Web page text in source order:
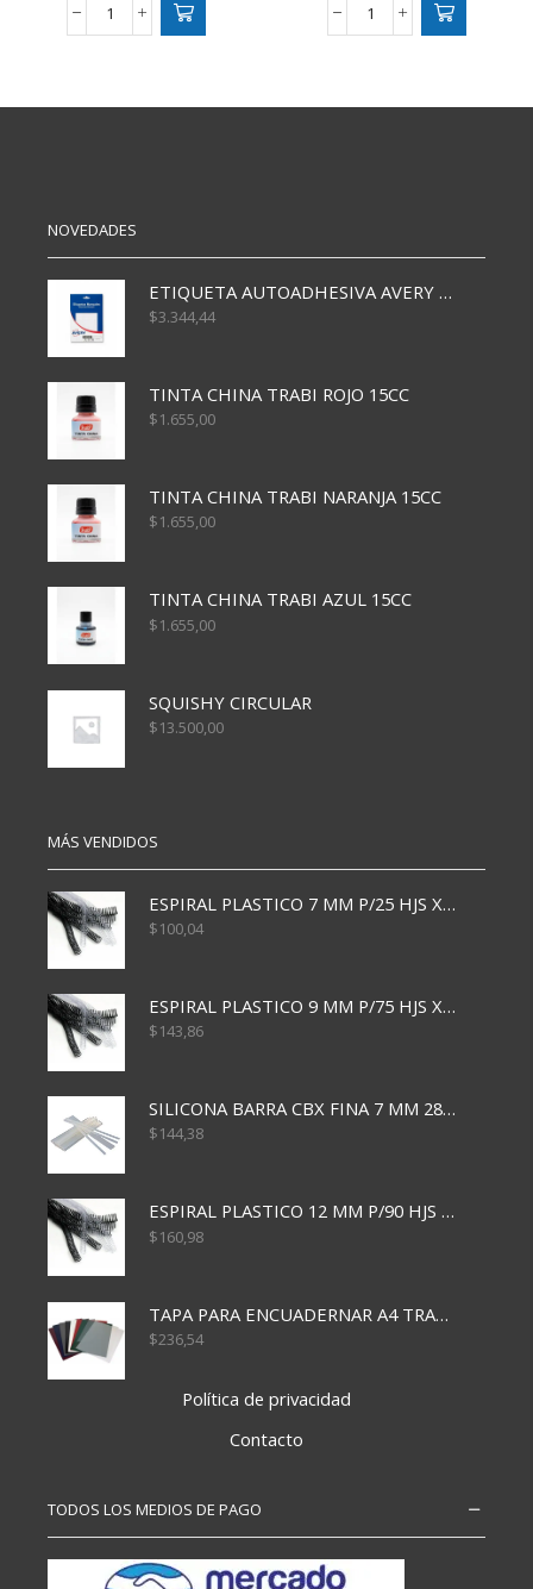
TARJETA
OCACION
BILLETES
NOVEDADES
ETIQUETA AUTOADHESIVA AVERY 3026 30H 20 X 70
$3.344,44
TINTA CHINA TRABI ROJO 15CC
$1.655,00
TINTA CHINA TRABI NARANJA 15CC
$1.655,00
TINTA CHINA TRABI AZUL 15CC
$1.655,00
SQUISHY CIRCULAR
$13.500,00
MÁS VENDIDOS
ESPIRAL PLASTICO 7 MM P/25 HJS X50x3000
$100,04
ESPIRAL PLASTICO 9 MM P/75 HJS X50X2400
$143,86
SILICONA BARRA CBX FINA 7 MM 28 CM
$144,38
ESPIRAL PLASTICO 12 MM P/90 HJS X50X1500
$160,98
TAPA PARA ENCUADERNAR A4 TRANSP x50x500
$236,54
Política de privacidad
Contacto
TODOS LOS MEDIOS DE PAGO